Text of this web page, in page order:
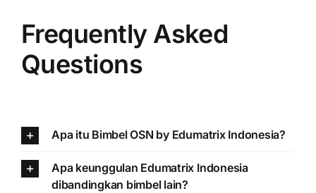
Frequently Asked
Questions
Apa itu Bimbel OSN by Edumatrix Indonesia?
Apa keunggulan Edumatrix Indonesia
dibandingkan bimbel lain?